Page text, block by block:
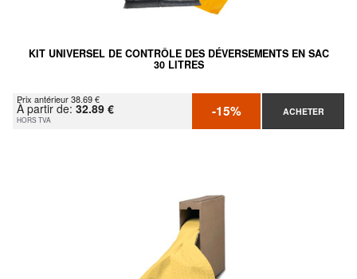
KIT UNIVERSEL DE CONTRÔLE DES DÉVERSEMENTS EN SAC
30 LITRES
Prix antérieur 38.69 €
À partir de: 32.89 €
HORS TVA -15% ACHETER